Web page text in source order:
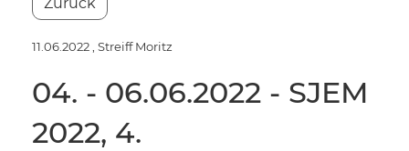
11.06.2022 , Streiff Moritz
04. - 06.06.2022 - SJEM
2022, 4.